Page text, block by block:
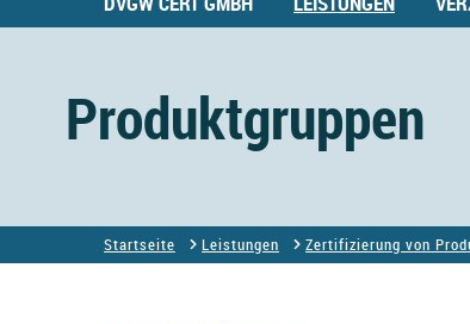
Produktgruppen
Startseite Leistungen Zertifizierung von